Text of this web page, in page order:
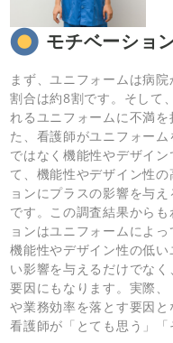
モチベーショ
まず、ユニフォームは病
割合は約8割です。そして
れるユニフォームに不満
た、看護師がユニフォー
ではなく機能性やデザイ
て、機能性やデザイン性
ョンにプラスの影響を与
です。この調査結果から
ョンはユニフォームによっ
機能性やデザイン性の低
い影響を与えるだけでな
要因にもなります。実際
や業務効率を落とす要因
看護師が「とても思う」「